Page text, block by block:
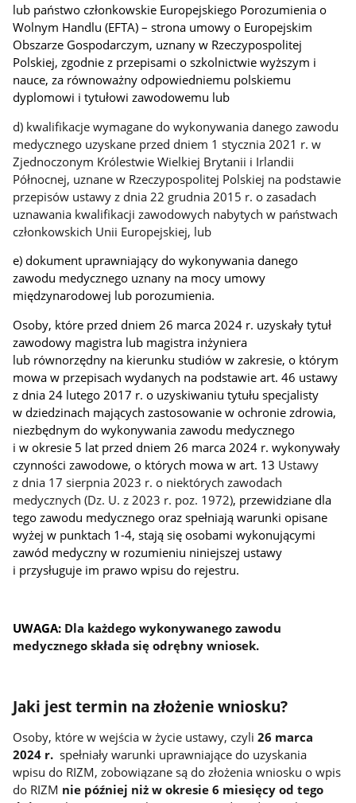
lub państwo członkowskie Europejskiego Porozumienia o
Wolnym Handlu (EFTA) – strona umowy o Europejskim
Obszarze Gospodarczym, uznany w Rzeczypospolitej
Polskiej, zgodnie z przepisami o szkolnictwie wyższym i
nauce, za równoważny odpowiedniemu polskiemu
dyplomowi i tytułowi zawodowemu lub
d) kwalifikacje wymagane do wykonywania danego zawodu
medycznego uzyskane przed dniem 1 stycznia 2021 r. w
Zjednoczonym Królestwie Wielkiej Brytanii i Irlandii
Północnej, uznane w Rzeczypospolitej Polskiej na podstawie
przepisów ustawy z dnia 22 grudnia 2015 r. o zasadach
uznawania kwalifikacji zawodowych nabytych w państwach
członkowskich Unii Europejskiej, lub
e) dokument uprawniający do wykonywania danego
zawodu medycznego uznany na mocy umowy
międzynarodowej lub porozumienia.
Osoby, które przed dniem 26 marca 2024 r. uzyskały tytuł
zawodowy magistra lub magistra inżyniera
lub równorzędny na kierunku studiów w zakresie, o którym
mowa w przepisach wydanych na podstawie art. 46 ustawy
z dnia 24 lutego 2017 r. o uzyskiwaniu tytułu specjalisty
w dziedzinach mających zastosowanie w ochronie zdrowia,
niezbędnym do wykonywania zawodu medycznego
i w okresie 5 lat przed dniem 26 marca 2024 r. wykonywały
czynności zawodowe, o których mowa w art. 13 Ustawy
z dnia 17 sierpnia 2023 r. o niektórych zawodach
medycznych (Dz. U. z 2023 r. poz. 1972), przewidziane dla
tego zawodu medycznego oraz spełniają warunki opisane
wyżej w punktach 1-4, stają się osobami wykonującymi
zawód medyczny w rozumieniu niniejszej ustawy
i przysługuje im prawo wpisu do rejestru.
UWAGA: Dla każdego wykonywanego zawodu
medycznego składa się odrębny wniosek.
Jaki jest termin na złożenie wniosku?
Osoby, które w wejścia w życie ustawy, czyli 26 marca
2024 r.spełniały warunki uprawniające do uzyskania
wpisu do RIZM, zobowiązane są do złożenia wniosku o wpis
do RIZM nie później niż w okresie 6 miesięcy od tego